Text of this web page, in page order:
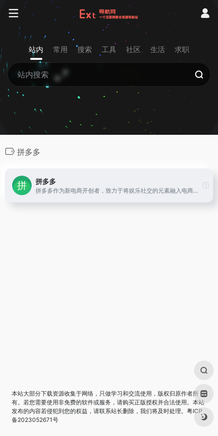
站内 常用 搜索 工具 社区 生活 求职
拼多多
拼多多
拼多多作为新电商开创者，致力于将娱乐社交的元素融入电商运营中，通过“社交+电商”的模式，让更多的用户带着乐趣分享实惠，享受全新的共享式购物体验。
本站大部分下载资源收集于网络，只做学习和交流使用，版权归原作者所
有。若您需要使用非免费的软件或服务，请购买正版授权并合法使用。本站
发布的内容若侵犯到您的权益，请联系站长删除，我们将及时处理。 粤ICP
备2023052671号